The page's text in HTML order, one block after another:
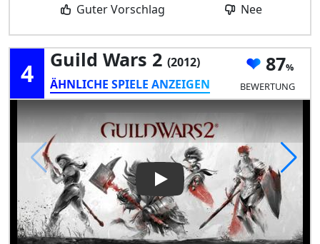
Guter Vorschlag Nee
4 Guild Wars 2 (2012)
ÄHNLICHE SPIELE ANZEIGEN
87
BEWERTUNG
Play Video: Guild Wars 2